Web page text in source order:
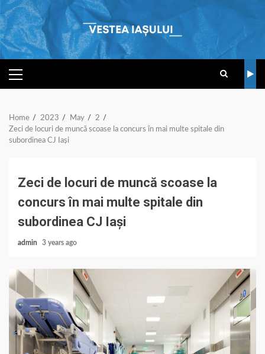
Skip
to
content
PRIMARY
MENU
Home 2023 May
2
Zeci de locuri de muncă scoase la concurs în mai multe spitale din
subordinea CJ Iași
Zeci de locuri de muncă scoase la
concurs în mai multe spitale din
subordinea CJ Iași
admin 3 years ago